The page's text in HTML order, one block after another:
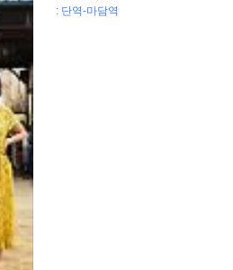
: 단역-마담역